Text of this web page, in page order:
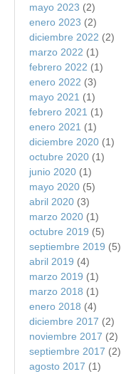
mayo 2023 (2)
enero 2023 (2)
diciembre 2022 (2)
marzo 2022 (1)
febrero 2022 (1)
enero 2022 (3)
mayo 2021 (1)
febrero 2021 (1)
enero 2021 (1)
diciembre 2020 (1)
octubre 2020 (1)
junio 2020 (1)
mayo 2020 (5)
abril 2020 (3)
marzo 2020 (1)
octubre 2019 (5)
septiembre 2019 (5)
abril 2019 (4)
marzo 2019 (1)
marzo 2018 (1)
enero 2018 (4)
diciembre 2017 (2)
noviembre 2017 (2)
septiembre 2017 (2)
agosto 2017 (1)